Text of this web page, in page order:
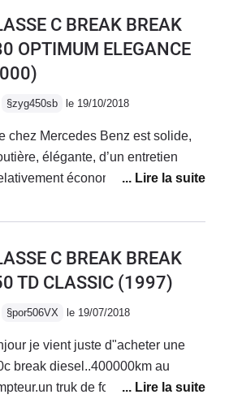
C BREAK BREAK
OPTIMUM ELEGANCE
§zyg450sb le 19/10/2018
chez Mercedes Benz est solide,
élégante, d’un entretien
économe dans sa
de cette voiture depuis
C BREAK BREAK
TD CLASSIC (1997)
§por506VX le 19/07/2018
je vient juste d"acheter une
break diesel..400000km au
truk de fou. vous explique